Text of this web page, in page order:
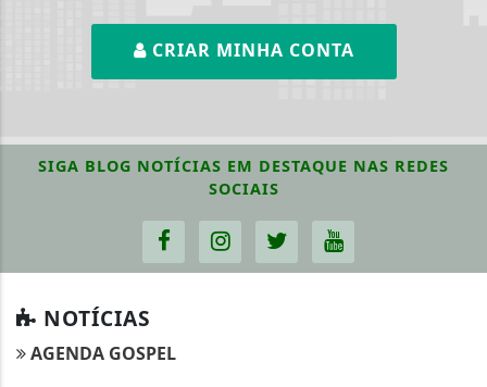
CRIAR MINHA CONTA
SIGA BLOG NOTÍCIAS EM DESTAQUE NAS REDES
SOCIAIS
NOTÍCIAS
AGENDA GOSPEL